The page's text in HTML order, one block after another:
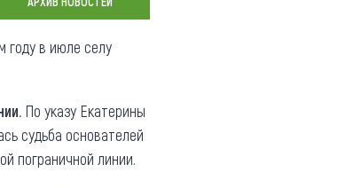
Коллекция впечатлений
Фотогалерея
году в июле селу
По указу Екатерины
судьба основателей
пограничной линии.